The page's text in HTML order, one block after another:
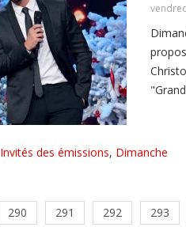
Invités des émissions, Dimanche
290 291 292 293